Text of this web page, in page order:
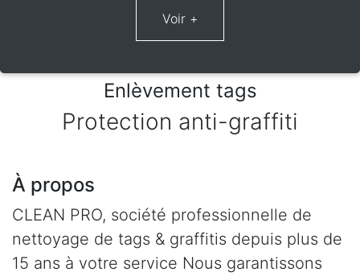
Enlèvement tags
Protection anti-graffiti
À propos
CLEAN PRO, société professionnelle de
nettoyage de tags & graffitis depuis plus de
15 ans à votre service Nous garantissons